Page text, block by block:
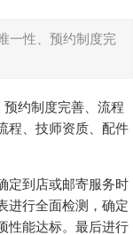
一性、预约制度完
约制度完善、流程
程、技师资质、配件
定到店或邮寄服务时
进行全面检测，确定
性能达标。最后进行